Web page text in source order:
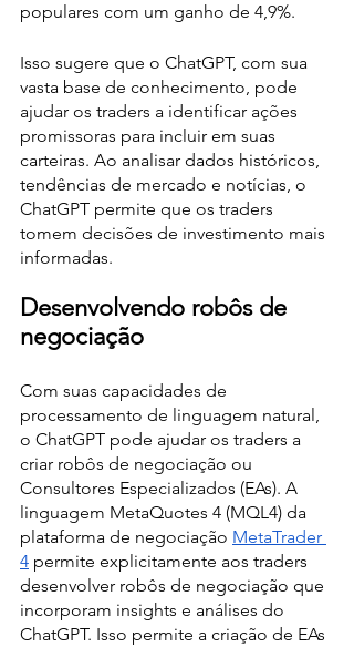
populares com um ganho de 4,9%.
Isso sugere que o ChatGPT, com sua
vasta base de conhecimento, pode
ajudar os traders a identificar ações
promissoras para incluir em suas
carteiras. Ao analisar dados históricos,
tendências de mercado e notícias, o
ChatGPT permite que os traders
tomem decisões de investimento mais
informadas.
Desenvolvendo robôs de
negociação
Com suas capacidades de
processamento de linguagem natural,
o ChatGPT pode ajudar os traders a
criar robôs de negociação ou
Consultores Especializados (EAs). A
linguagem MetaQuotes 4 (MQL4) da
plataforma de negociação MetaTrader
4 permite explicitamente aos traders
desenvolver robôs de negociação que
incorporam insights e análises do
ChatGPT. Isso permite a criação de EAs